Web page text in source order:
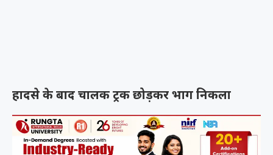
हादसे के बाद चालक ट्रक छोड़कर भाग निकला